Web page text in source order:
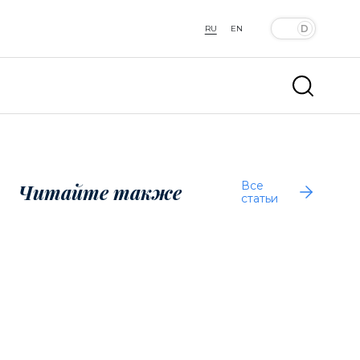
RU EN
Читайте также
Все
статьи